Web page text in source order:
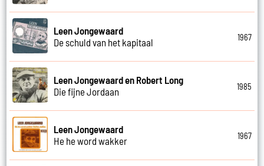
Leen Jongewaard
De schuld van het kapitaal
1967
Leen Jongewaard en Robert Long
Die fijne Jordaan
1985
Leen Jongewaard
He he word wakker
1967